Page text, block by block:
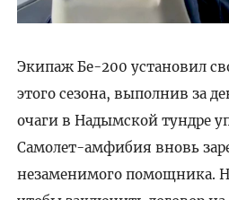
Экипаж Бе-200 установил
этого сезона, выполнив за
очаги в Надымской тундре
Самолет-амфибия вновь
незаменимого помощника.